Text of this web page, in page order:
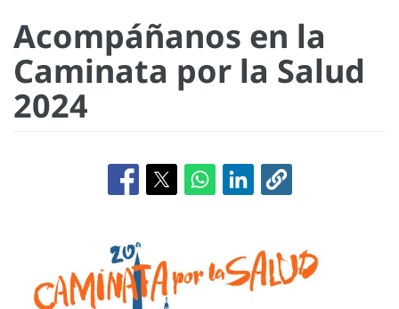
Acompáñanos en la
Caminata por la Salud
2024